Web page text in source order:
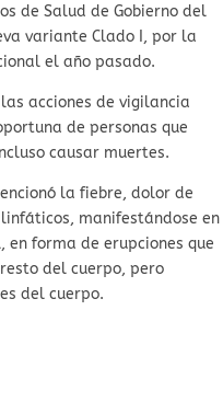
de Salud de Gobierno del
variante Clado I, por la
el año pasado.
acciones de vigilancia
de personas que
causar muertes.
la fiebre, dolor de
manifestándose en
forma de erupciones que
del cuerpo, pero
del cuerpo.